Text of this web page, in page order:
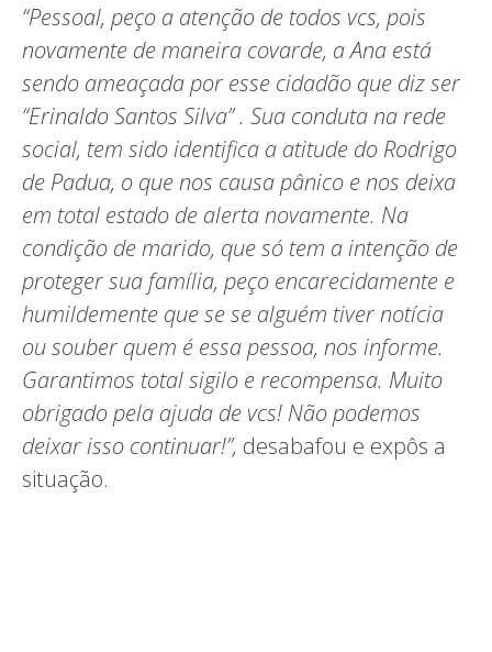
“Pessoal, peço a atenção de todos vcs, pois
novamente de maneira covarde, a Ana está
sendo ameaçada por esse cidadão que diz ser
“Erinaldo Santos Silva” . Sua conduta na rede
social, tem sido identifica a atitude do Rodrigo
de Padua, o que nos causa pânico e nos deixa
em total estado de alerta novamente. Na
condição de marido, que só tem a intenção de
proteger sua família, peço encarecidamente e
humildemente que se se alguém tiver notícia
ou souber quem é essa pessoa, nos informe.
Garantimos total sigilo e recompensa. Muito
obrigado pela ajuda de vcs! Não podemos
deixar isso continuar!”, desabafou e expôs a
situação.